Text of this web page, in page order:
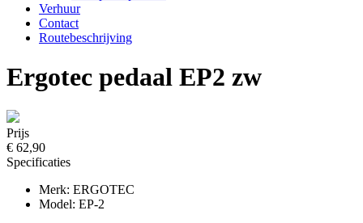
Verhuur
Contact
Routebeschrijving
Ergotec pedaal EP2 zw
Prijs
€ 62,90
Specificaties
Merk: ERGOTEC
Model: EP-2